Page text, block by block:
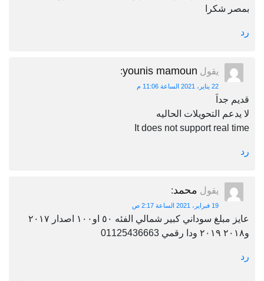
بمصر شكرا
رد
يقول younis mamoun
:
22 يناير، 2021 الساعة 11:06 م
قديم جداَ
لا يدعم التحويلات الحاليه
It does not support real time
رد
يقول محمد:
19 فبراير، 2021 الساعة 2:17 ص
عايز مبلغ سوداني كبير شمالي الفئه ٥٠ او١٠٠ اصدار ٢٠١٧
و٢٠١٨ ٢٠١٩ ودا رقمي 01125436663
رد